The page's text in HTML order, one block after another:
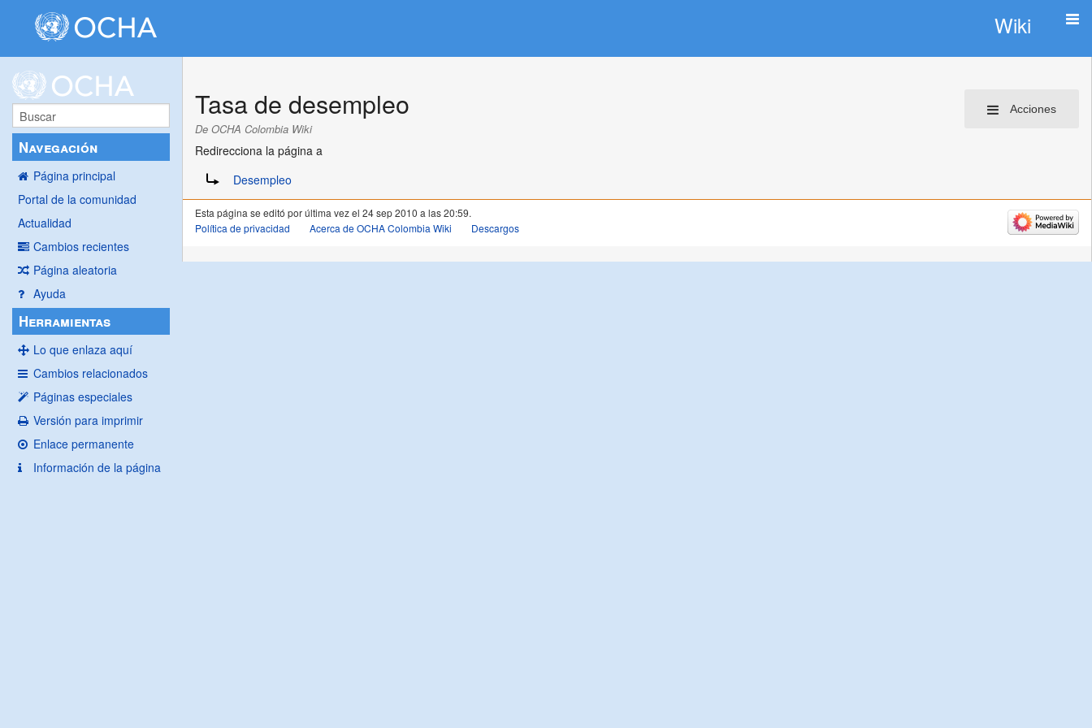
Wiki
Navegación
Página principal
Portal de la comunidad
Actualidad
Cambios recientes
Página aleatoria
Ayuda
Herramientas
Lo que enlaza aquí
Cambios relacionados
Páginas especiales
Versión para imprimir
Enlace permanente
Información de la página
Acciones
Tasa de desempleo
De OCHA Colombia Wiki
Redirecciona la página a
Desempleo
Esta página se editó por última vez el 24 sep 2010 a las 20:59.
Política de privacidad
Acerca de OCHA Colombia Wiki Descargos